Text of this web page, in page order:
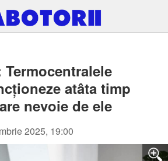
atâta timp
nevoie de ele
2025, 19:00